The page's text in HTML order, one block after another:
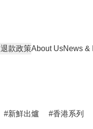
款政策About UsNews &
新鮮出爐 香港系列